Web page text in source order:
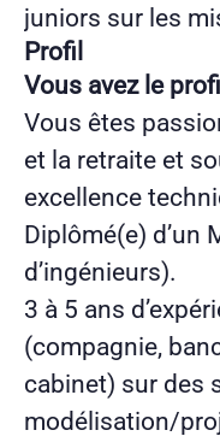
juniors sur les
Profil
Vous avez le
Vous êtes
et la retraite et
excellence
Diplômé(e) d’un
d’ingénieurs).
3 à 5 ans
(compagnie,
cabinet) sur des
modélisation/